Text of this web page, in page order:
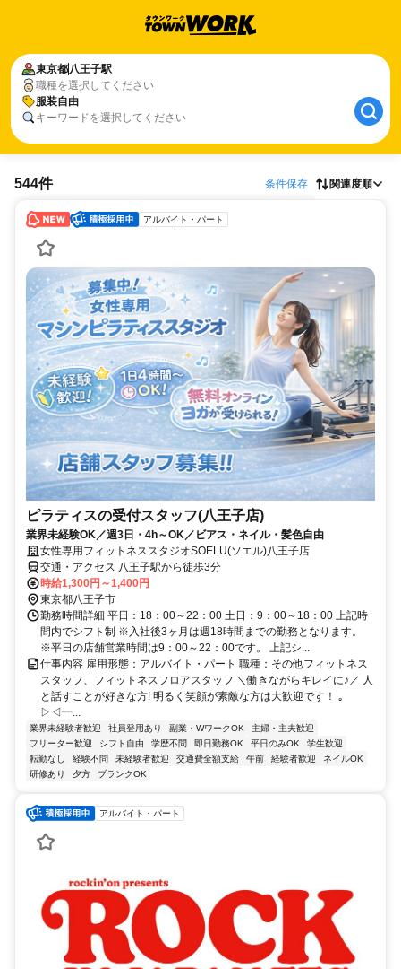
東京都八王子駅
職種を選択してください
服装自由
キーワードを選択してください
544件 条件保存 関連度順
アルバイト・パート
ピラティスの受付スタッフ(八王子店)
業界未経験OK／週3日・4h～OK／ビアス・ネイル・髪色自由
女性専用フィットネススタジオSOELU(ソエル)八王子店
交通・アクセス 八王子駅から徒歩3分
時給1,300円～1,400円
東京都八王子市
勤務時間詳細 平日：18：00～22：00 土日：9：00～18：00 上記時
間内でシフト制 ※入社後3ヶ月は週18時間までの勤務となります。
※平日の店舗営業時間は9：00～22：00です。 上記シ...
仕事内容 雇用形態：アルバイト・パート 職種：その他フィットネス
スタッフ、フィットネスフロアスタッフ ＼働きながらキレイに♪／ 人
と話すことが好きな方! 明るく笑顔が素敵な方は大歓迎です！ ｡
▷◁┈...
業界未経験者歓迎 社員登用あり 副業・WワークOK
主婦・主夫歓迎
フリーター歓迎
シフト自由 学歴不問 即日勤務OK 平日のみOK
学生歓迎
転勤なし
経験不問 未経験者歓迎 交通費全額支給 午前 経験者歓迎
ネイルOK
研修あり
夕方 ブランクOK
アルバイト・パート